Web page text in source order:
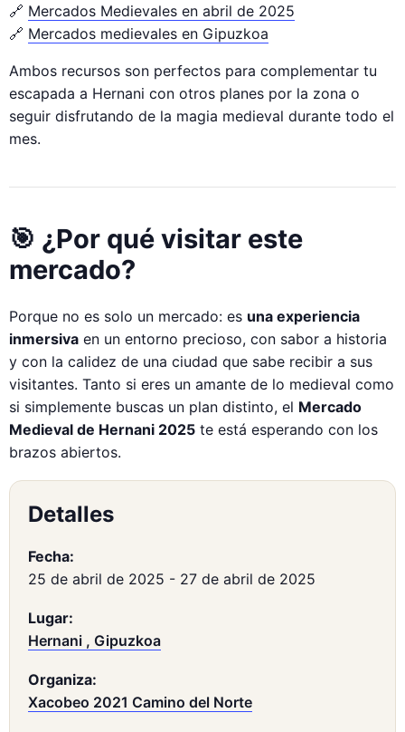
🔗 Mercados Medievales en abril de 2025
🔗 Mercados medievales en Gipuzkoa
Ambos recursos son perfectos para complementar tu
escapada a Hernani con otros planes por la zona o
seguir disfrutando de la magia medieval durante todo el
mes.
🎯 ¿Por qué visitar este
mercado?
Porque no es solo un mercado: es una experiencia
inmersiva en un entorno precioso, con sabor a historia
y con la calidez de una ciudad que sabe recibir a sus
visitantes. Tanto si eres un amante de lo medieval como
si simplemente buscas un plan distinto, el Mercado
Medieval de Hernani 2025 te está esperando con los
brazos abiertos.
Detalles
Fecha:
25 de abril de 2025 - 27 de abril de 2025
Lugar:
Hernani , Gipuzkoa
Organiza:
Xacobeo 2021 Camino del Norte